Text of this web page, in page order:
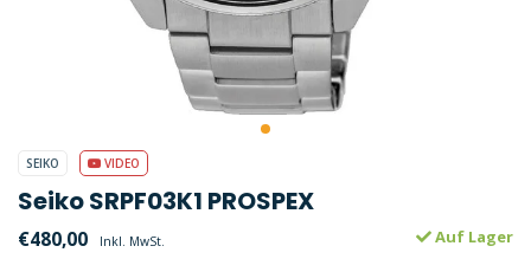
SEIKO VIDEO
Seiko SRPF03K1 PROSPEX
€480,00 Inkl. MwSt. Auf Lager